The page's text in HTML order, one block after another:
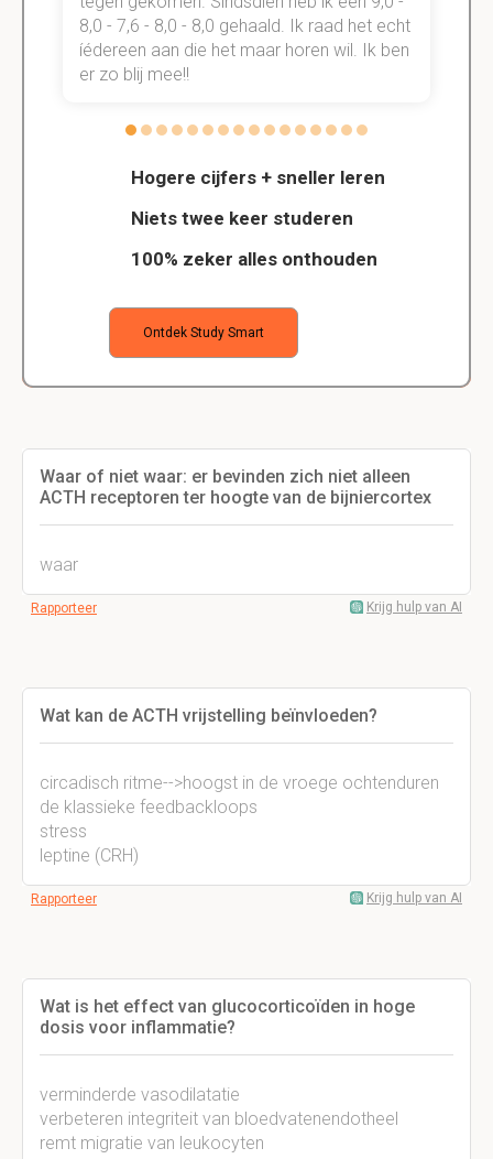
Hogere cijfers + sneller leren
Niets twee keer studeren
100% zeker alles onthouden
Ontdek Study Smart
8,0 - 7,6 - 8,0 - 8,0 gehaald. Ik raad het echt
íédereen aan die het maar horen wil. Ik ben
er zo blij mee!!
Waar of niet waar: er bevinden zich niet alleen
ACTH receptoren ter hoogte van de bijniercortex
waar
Rapporteer Krijg hulp van AI
Wat kan de ACTH vrijstelling beïnvloeden?
circadisch ritme-->hoogst in de vroege ochtenduren
de klassieke feedbackloops
stress
leptine (CRH)
Rapporteer Krijg hulp van AI
Wat is het effect van glucocorticoïden in hoge
dosis voor inflammatie?
verminderde vasodilatatie
verbeteren integriteit van bloedvatenendotheel
remt migratie van leukocyten